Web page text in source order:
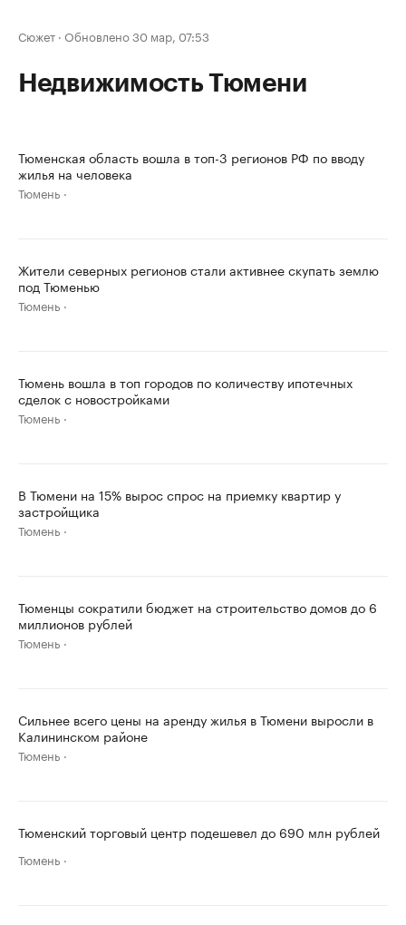
Сюжет · Обновлено 30 мар, 07:53
Недвижимость Тюмени
Тюменская область вошла в топ-3 регионов РФ по вводу
жилья на человека
Тюмень
Жители северных регионов стали активнее скупать землю
под Тюменью
Тюмень
Тюмень вошла в топ городов по количеству ипотечных
сделок с новостройками
Тюмень
В Тюмени на 15% вырос спрос на приемку квартир у
застройщика
Тюмень
Тюменцы сократили бюджет на строительство домов до 6
миллионов рублей
Тюмень
Сильнее всего цены на аренду жилья в Тюмени выросли в
Калининском районе
Тюмень
Тюменский торговый центр подешевел до 690 млн рублей
Тюмень